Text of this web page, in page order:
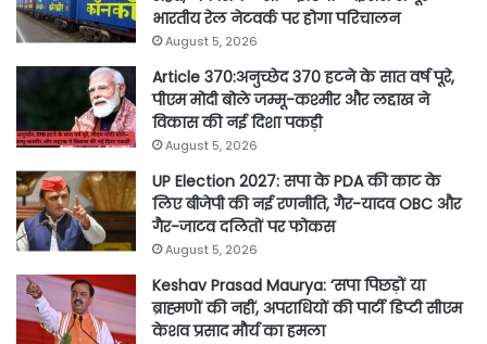
भारतीय रेल नेटवर्क पर होगा परिचालन
August 5, 2026
Article 370:अनुच्छेद 370 हटने के सात वर्ष पूरे,
पीएम मोदी बोले जम्मू-कश्मीर और लद्दाख ने
विकास की नई दिशा पकड़ी
August 5, 2026
UP Election 2027: सपा के PDA की काट के
लिए बीजेपी की नई रणनीति, गैर-यादव OBC और
गैर-जाटव दलितों पर फोकस
August 5, 2026
Keshav Prasad Maurya: ‘सपा पिछड़ों या
ब्राह्मणों की नहीं, अपराधियों की पार्टी डिप्टी सीएम
केशव प्रसाद मौर्य का हमला